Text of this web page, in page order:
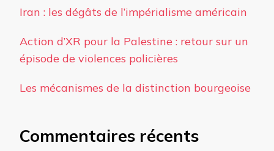
Iran : les dégâts de l’impérialisme américain
Action d’XR pour la Palestine : retour sur un
épisode de violences policières
Les mécanismes de la distinction bourgeoise
Commentaires récents